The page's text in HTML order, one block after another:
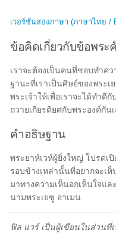
เวอร์ชั่นสองภาษา (ภาษาไทย /
ข้อคิดเกี่ยวกับข้อพระ
เราจะต้องเป็นคนที่ชอบทำค
ฐานะที่เราเป็นศิษย์ของพระ
พระเจ้าให้เพื่อเราจะได้ทำดี
ถวายเกียรติยศกับพระองค์กันเ
คำอธิษฐาน
พระยาห์เวห์ผู้ยิ่งใหญ่ โปรดเ
รอบข้างเหล่านั้นที่อยากจะเ
มาทางความเห็นอกเห็นใจแ
นามพระเยซู อาเมน
ฟิล แวร์ เป็นผู้เขียนในส่วน